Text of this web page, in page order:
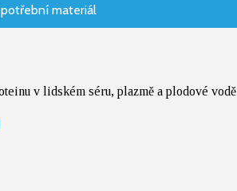
materiál
v lidském séru, plazmě a plodové vodě